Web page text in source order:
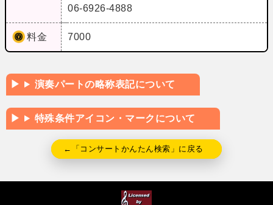
06-6926-4888
料金 7000
演奏パートの略称表記について
特殊条件アイコン・マークについて
←「コンサートかんたん検索」に戻る